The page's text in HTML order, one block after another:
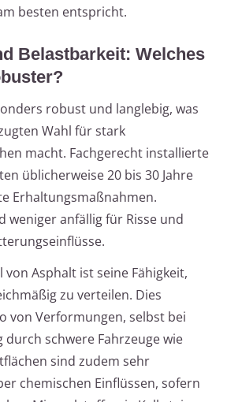
besten entspricht.
Belastbarkeit: Welches
robust und langlebig, was
Wahl für stark
macht. Fachgerecht installierte
üblicherweise 20 bis 30 Jahre
Erhaltungsmaßnahmen.
weniger anfällig für Risse und
Asphalt ist seine Fähigkeit,
zu verteilen. Dies
von Verformungen, selbst bei
schwere Fahrzeuge wie
sind zudem sehr
chemischen Einflüssen, sofern